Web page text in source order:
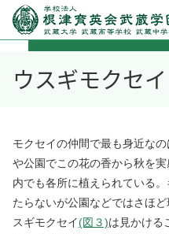
ウスギモクセ
モクセイの仲間で最も身近な
や公園でこの花の香から秋を
内でも各所に植えられている
たらないが公園などではさほ
スギモクセイ(図３)は見かける